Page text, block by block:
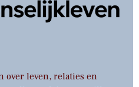
over leven, relaties en